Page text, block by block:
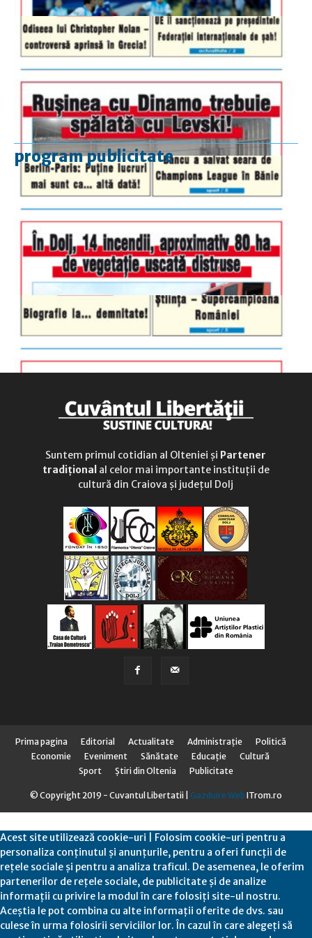
program publicitate
luni-vineri
9.00 - 17.00
duminică
9.00 - 12.00
Suntem primul cotidian al Olteniei și Partener
tradițional al celor mai importante instituții de
cultură din Craiova și județul Dolj
Prima pagina Editorial Actualitate Administraţie
Politică
Economie
Eveniment Sănătate Educaţie
Cultură
Sport
Știri din Oltenia Publicitate
© Copyright 2019 - Cuvantul Libertatii | Gazduire Web ITrom.ro
Acest site utilizează cookie-uri | Folosim cookie-uri pentru a
personaliza conținutul și anunțurile, pentru a oferi funcții de
rețele sociale și pentru a analiza traficul. De asemenea, le oferim
partenerilor de rețele sociale, de publicitate și de analize
informații cu privire la modul în care folosiți site-ul nostru.
Aceștia le pot combina cu alte informații oferite de dvs. sau
culese în urma folosirii serviciilor lor. În cazul în care alegeți să